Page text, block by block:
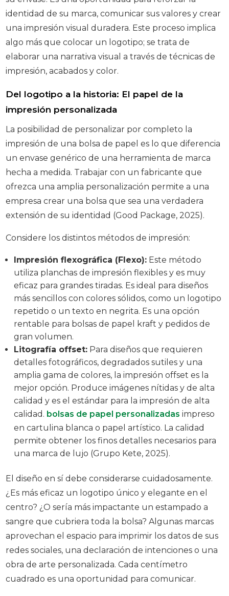
identidad de su marca, comunicar sus valores y crear
una impresión visual duradera. Este proceso implica
algo más que colocar un logotipo; se trata de
elaborar una narrativa visual a través de técnicas de
impresión, acabados y color.
Del logotipo a la historia: El papel de la
impresión personalizada
La posibilidad de personalizar por completo la
impresión de una bolsa de papel es lo que diferencia
un envase genérico de una herramienta de marca
hecha a medida. Trabajar con un fabricante que
ofrezca una amplia personalización permite a una
empresa crear una bolsa que sea una verdadera
extensión de su identidad (Good Package, 2025).
Considere los distintos métodos de impresión:
Impresión flexográfica (Flexo): Este método
utiliza planchas de impresión flexibles y es muy
eficaz para grandes tiradas. Es ideal para diseños
más sencillos con colores sólidos, como un logotipo
repetido o un texto en negrita. Es una opción
rentable para bolsas de papel kraft y pedidos de
gran volumen.
Litografía offset: Para diseños que requieren
detalles fotográficos, degradados sutiles y una
amplia gama de colores, la impresión offset es la
mejor opción. Produce imágenes nítidas y de alta
calidad y es el estándar para la impresión de alta
calidad. bolsas de papel personalizadas impreso
en cartulina blanca o papel artístico. La calidad
permite obtener los finos detalles necesarios para
una marca de lujo (Grupo Kete, 2025).
El diseño en sí debe considerarse cuidadosamente.
¿Es más eficaz un logotipo único y elegante en el
centro? ¿O sería más impactante un estampado a
sangre que cubriera toda la bolsa? Algunas marcas
aprovechan el espacio para imprimir los datos de sus
redes sociales, una declaración de intenciones o una
obra de arte personalizada. Cada centímetro
cuadrado es una oportunidad para comunicar.